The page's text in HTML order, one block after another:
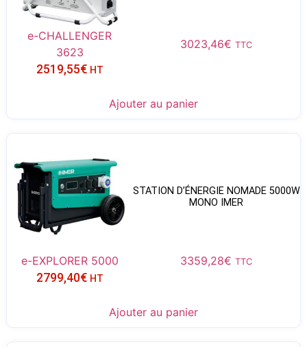
e-CHALLENGER
3623
3023,46€ TTC
2519,55€ HT
Ajouter au panier
STATION D’ÉNERGIE NOMADE 5000W
MONO IMER
e-EXPLORER 5000 3359,28€ TTC
2799,40€ HT
Ajouter au panier